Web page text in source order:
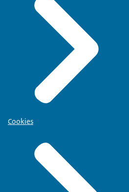
Cookies